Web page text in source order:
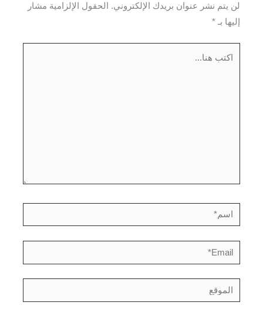
لن يتم نشر عنوان بريدك الإلكتروني.
الحقول الإلزامية مشار
إليها بـ*
اسم*
Email*
الموقع